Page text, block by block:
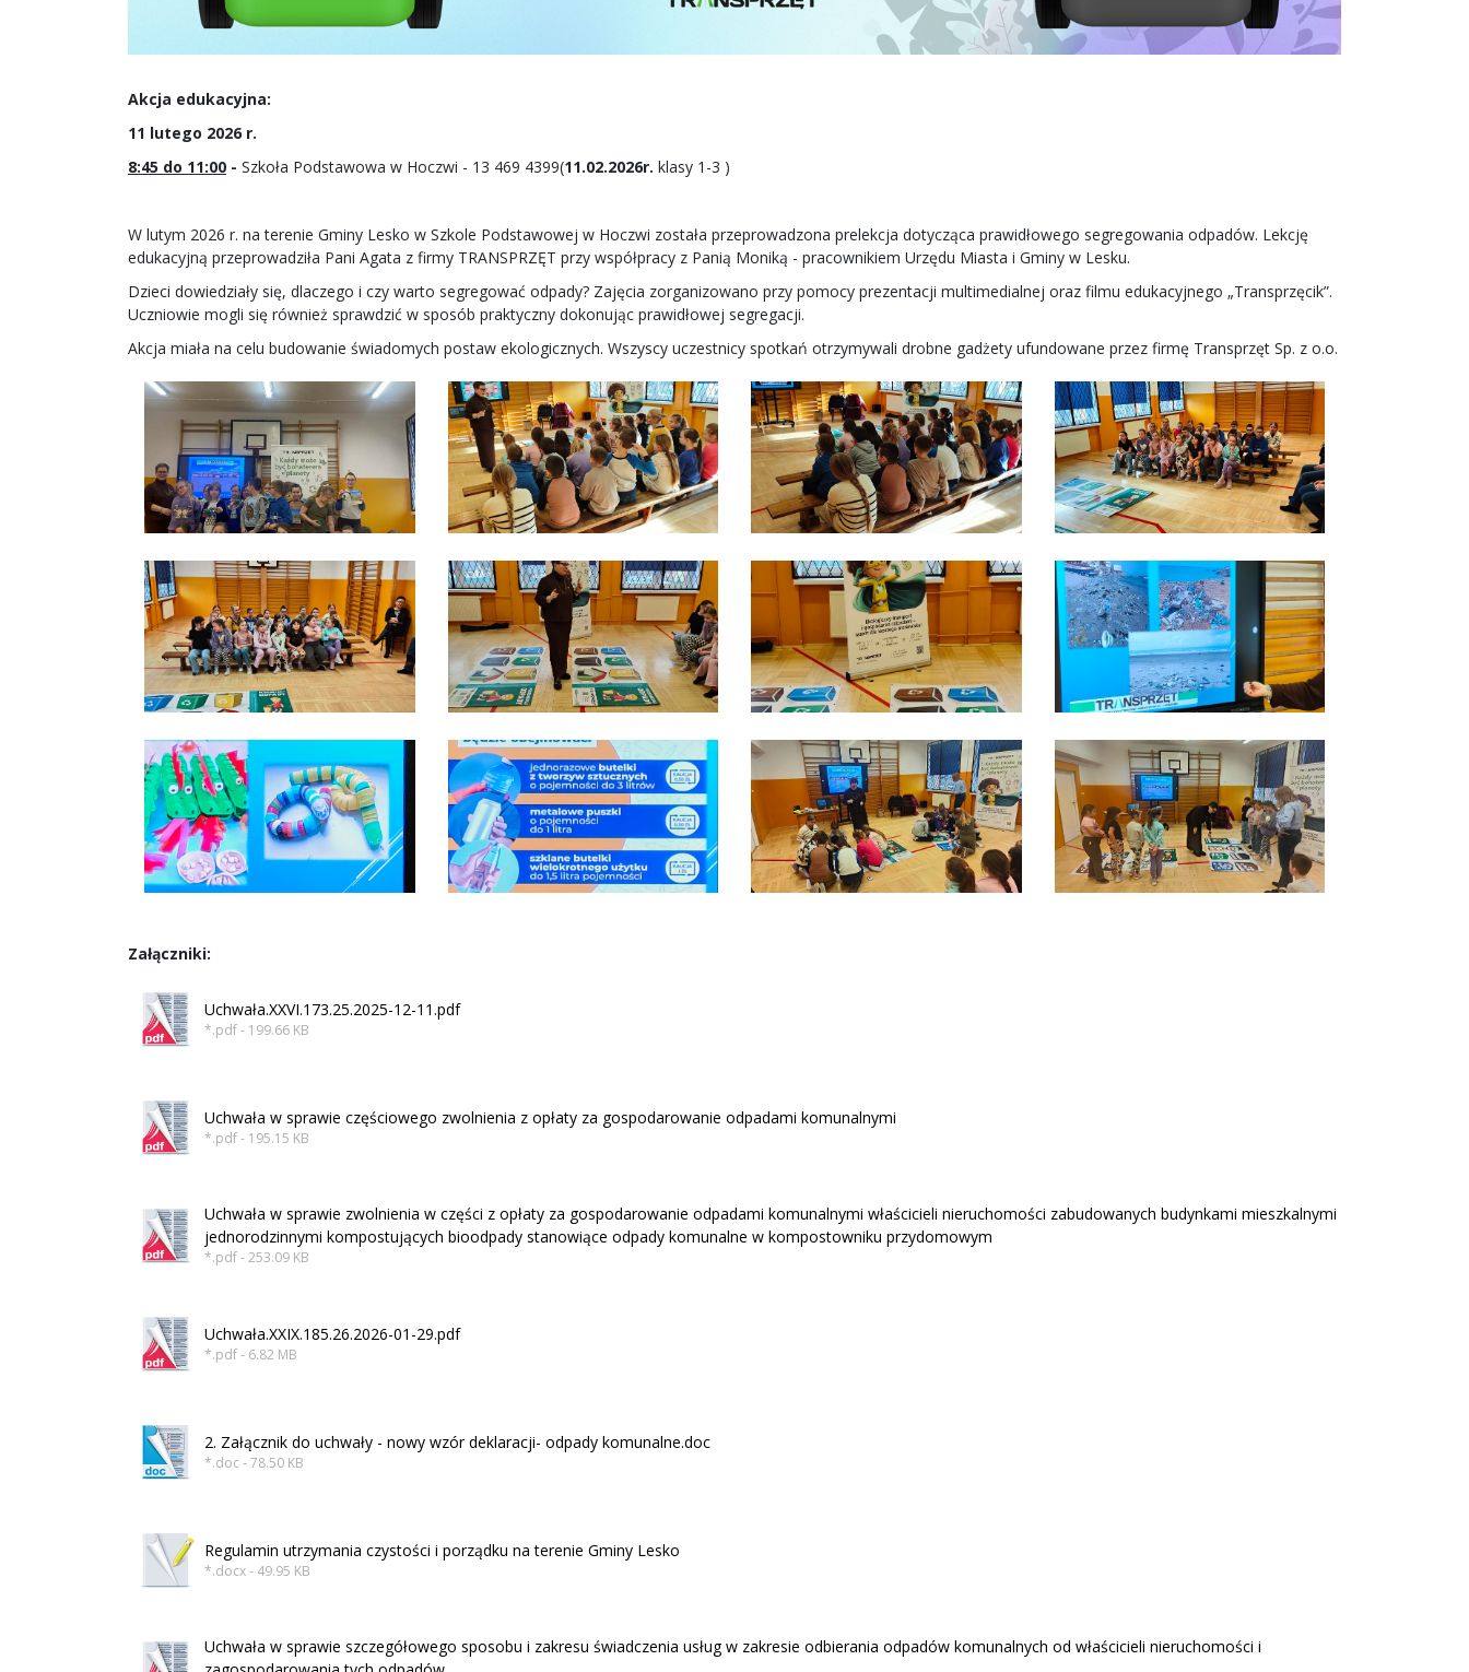
Akcja edukacyjna:
11 lutego 2026 r.
8:45 do 11:00 - Szkoła Podstawowa w Hoczwi - 13 469 4399(11.02.2026r. klasy 1-3 )
W lutym 2026 r. na terenie Gminy Lesko w Szkole Podstawowej w Hoczwi została przeprowadzona prelekcja dotycząca prawidłowego segregowania odpadów. Lekcję
edukacyjną przeprowadziła Pani Agata z firmy TRANSPRZĘT przy współpracy z Panią Moniką - pracownikiem Urzędu Miasta i Gminy w Lesku.
Dzieci dowiedziały się, dlaczego i czy warto segregować odpady? Zajęcia zorganizowano przy pomocy prezentacji multimedialnej oraz filmu edukacyjnego „Transprzęcik”.
Uczniowie mogli się również sprawdzić w sposób praktyczny dokonując prawidłowej segregacji.
Akcja miała na celu budowanie świadomych postaw ekologicznych. Wszyscy uczestnicy spotkań otrzymywali drobne gadżety ufundowane przez firmę Transprzęt Sp. z o.o.
Załączniki:
Uchwała.XXVI.173.25.2025-12-11.pdf
*.pdf - 199.66 KB
Uchwała w sprawie częściowego zwolnienia z opłaty za gospodarowanie odpadami komunalnymi
*.pdf - 195.15 KB
Uchwała w sprawie zwolnienia w części z opłaty za gospodarowanie odpadami komunalnymi właścicieli nieruchomości zabudowanych budynkami mieszkalnymi
jednorodzinnymi kompostujących bioodpady stanowiące odpady komunalne w kompostowniku przydomowym
*.pdf - 253.09 KB
Uchwała.XXIX.185.26.2026-01-29.pdf
*.pdf - 6.82 MB
2. Załącznik do uchwały - nowy wzór deklaracji- odpady komunalne.doc
*.doc - 78.50 KB
Regulamin utrzymania czystości i porządku na terenie Gminy Lesko
*.docx - 49.95 KB
Uchwała w sprawie szczegółowego sposobu i zakresu świadczenia usług w zakresie odbierania odpadów komunalnych od właścicieli nieruchomości i